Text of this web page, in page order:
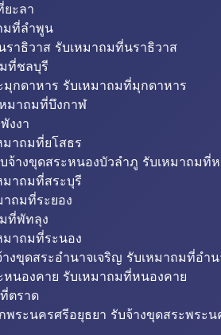
ยะลา
มที่ลำพูน
ราธิวาส รับเหมาถมที่นราธิวาส
ที่ชลบุรี
กดาหาร รับเหมาถมที่มุกดาหาร
มาถมที่บึงกาฬ
งงา
มาถมที่ยโสธร
างขุดสระหนองบัวลำภู รับเหมาถมที่
มาถมที่สระบุรี
าถมที่ระยอง
ที่พัทลุง
มาถมที่ระนอง
งขุดสระอำนาจเจริญ รับเหมาถมที่อำน
นองคาย รับเหมาถมที่หนองคาย
ตราด
ระนครศรีอยุธยา รับจ้างขุดสระพระ